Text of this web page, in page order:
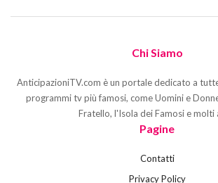
Chi Siamo
AnticipazioniTV.com è un portale dedicato a
programmi tv più famosi, come Uomini e
Fratello, l'Isola dei Famosi e molti
Pagine
Contatti
Privacy Policy